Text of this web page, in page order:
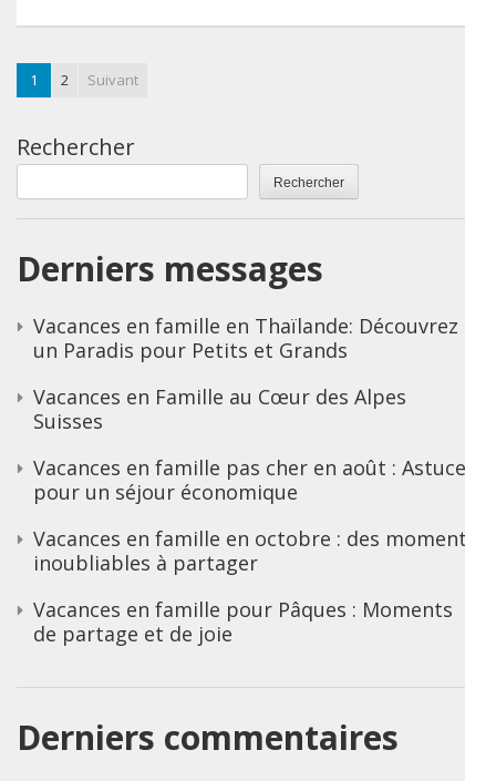
1 2 Suivant
Rechercher
Rechercher
Derniers messages
Vacances en famille en Thaïlande: Découvrez
un Paradis pour Petits et Grands
Vacances en Famille au Cœur des Alpes
Suisses
Vacances en famille pas cher en août : Astuces
pour un séjour économique
Vacances en famille en octobre : des moments
inoubliables à partager
Vacances en famille pour Pâques : Moments
de partage et de joie
Derniers commentaires